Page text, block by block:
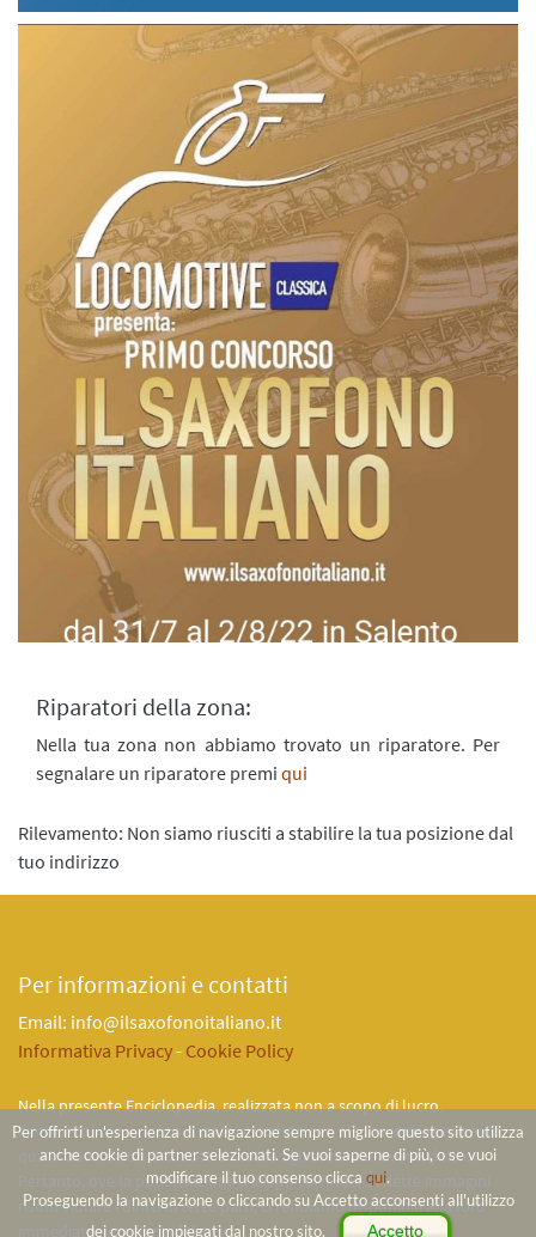
Per offrirti un'esperienza di navigazione sempre migliore questo sito utilizza
anche cookie di partner selezionati. Se vuoi saperne di più, o se vuoi
modificare il tuo consenso clicca qui.
Proseguendo la navigazione o cliccando su Accetto acconsenti all'utilizzo
dei cookie impiegati dal nostro sito.
Accetto
Riparatori della zona:
Nella tua zona non abbiamo trovato un riparatore. Per
segnalare un riparatore premi qui
Rilevamento: Non siamo riusciti a stabilire la tua posizione dal
tuo indirizzo
Per informazioni e contatti
Email: info@ilsaxofonoitaliano.it
Informativa Privacy- Cookie Policy
Nella presente Enciclopedia, realizzata non a scopo di lucro,
l'impianto iconografico é stato arricchito con alcune immagini per le
quali l'autore non è riuscito a risalire agli eventuali aventi diritto.
Pertanto, ove la pubblicazione a scopo culturale di dette immagini
risulti violare i diritti di terze parti, ci rendiamo disponibili alla loro
immediata rimozione dal sito.